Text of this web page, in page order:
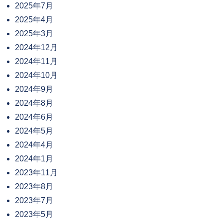
2025年7月
2025年4月
2025年3月
2024年12月
2024年11月
2024年10月
2024年9月
2024年8月
2024年6月
2024年5月
2024年4月
2024年1月
2023年11月
2023年8月
2023年7月
2023年5月